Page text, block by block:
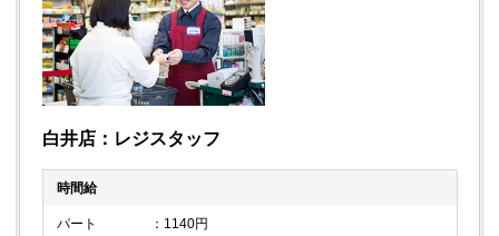
白井店：レジスタッフ
時間給
パート ：1140円